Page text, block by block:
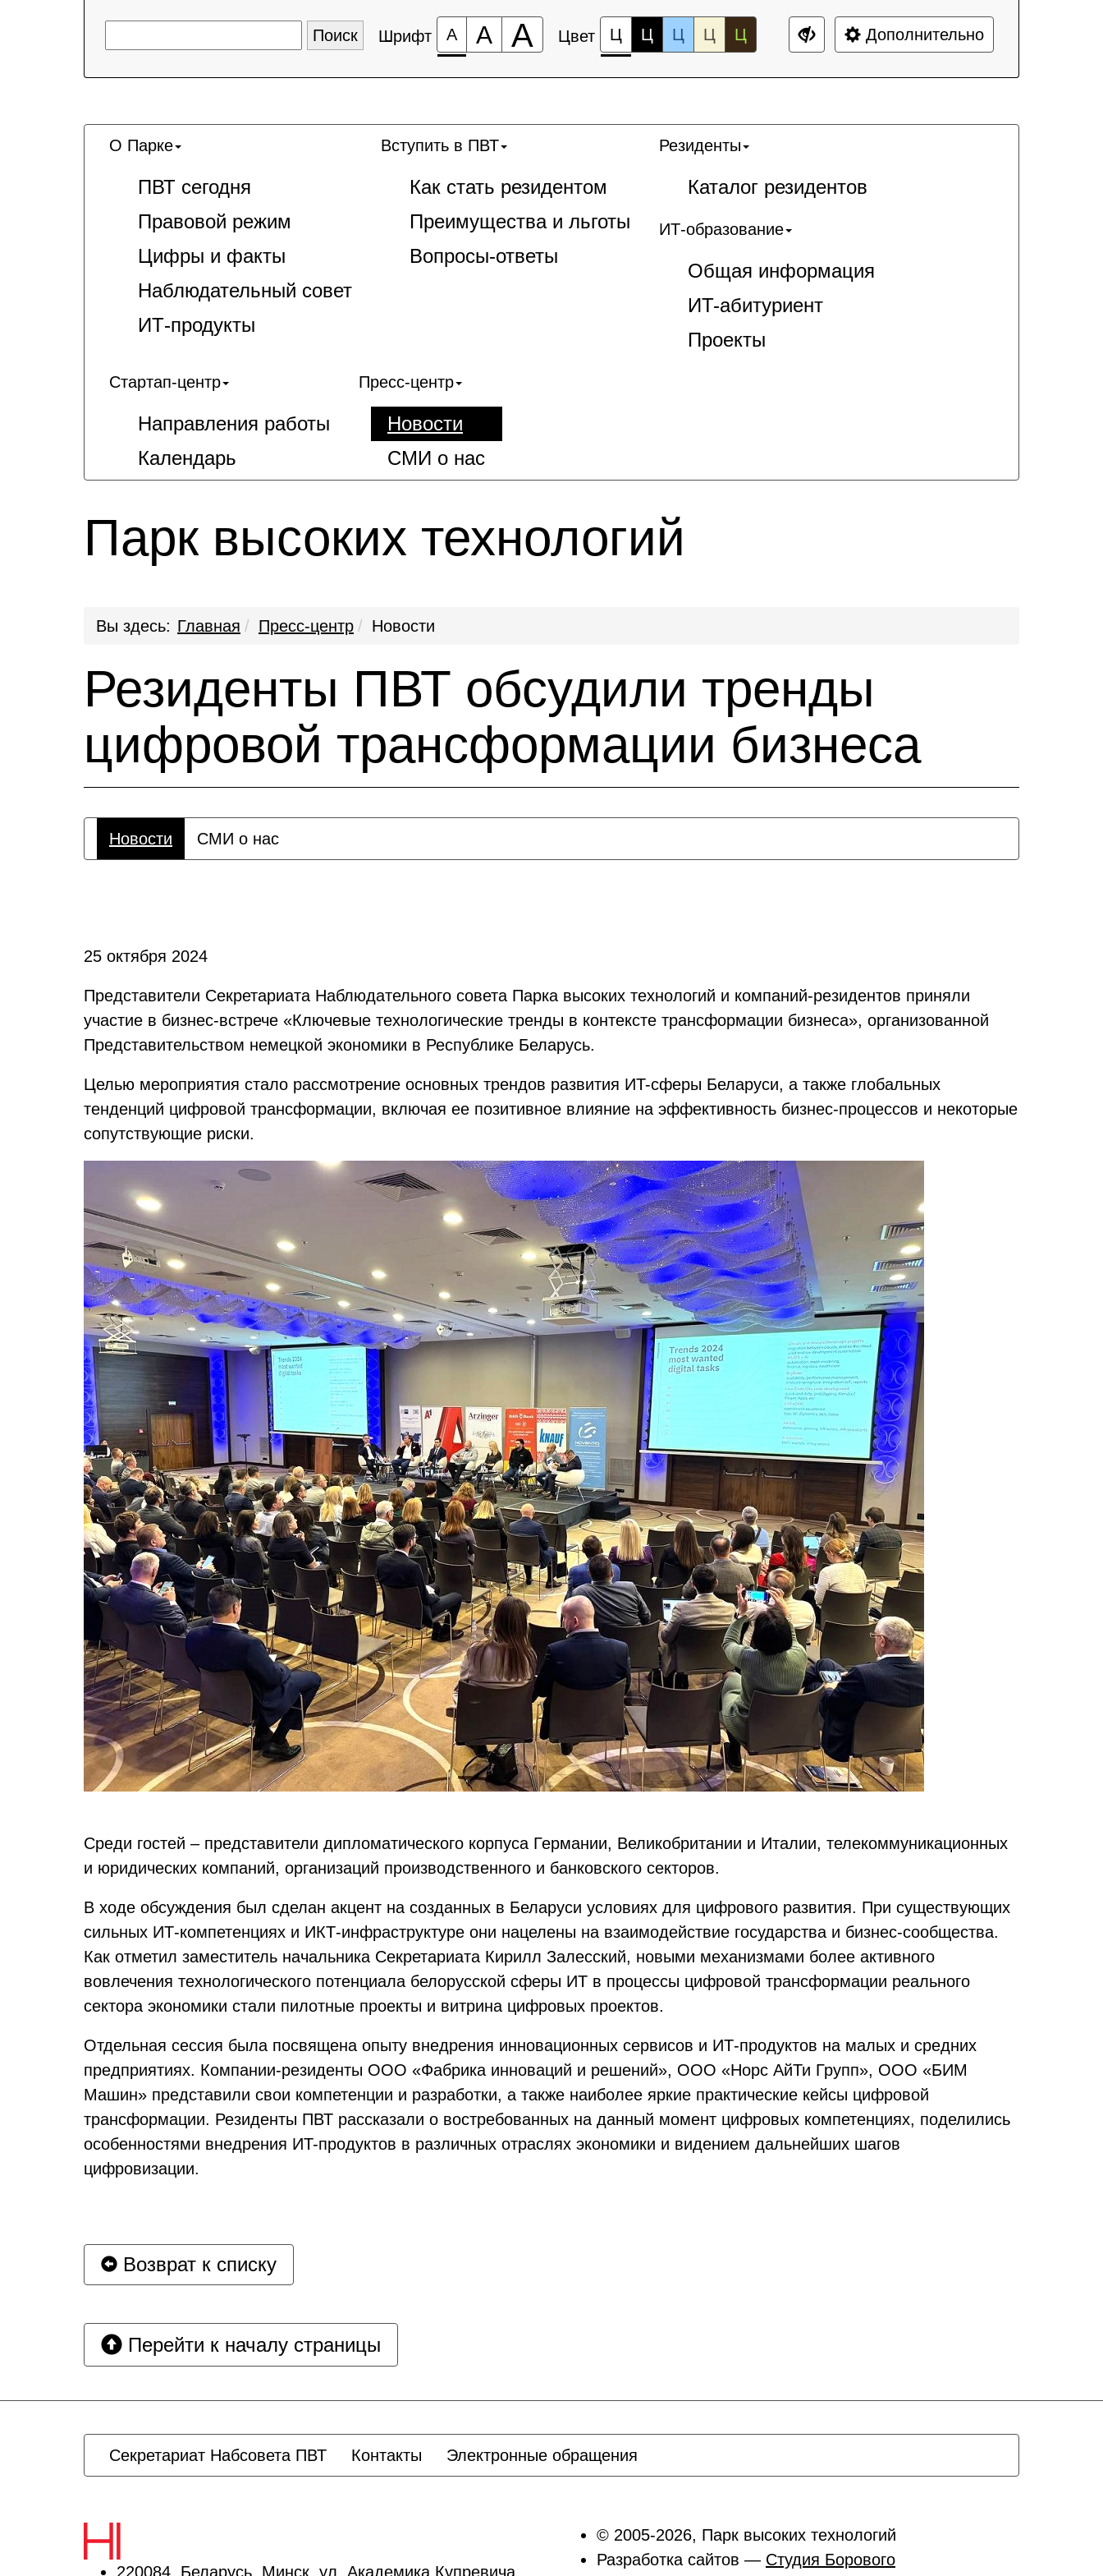
Шрифт А А А Цвет Ц Ц Ц Ц Ц Дополнительно
О Парке
ПВТ сегодня
Правовой режим
Цифры и факты
Наблюдательный совет
ИТ-продукты
Вступить в ПВТ
Как стать резидентом
Преимущества и льготы
Вопросы-ответы
Резиденты
Каталог резидентов
ИТ-образование
Общая информация
ИT-абитуриент
Проекты
Стартап-центр
Направления работы
Календарь
Пресс-центр
Новости
СМИ о нас
Парк высоких технологий
Вы здесь: Главная Пресс-центр Новости
Резиденты ПВТ обсудили тренды
цифровой трансформации бизнеса
Новости СМИ о нас
25 октября 2024
Представители Секретариата Наблюдательного совета Парка высоких технологий и компаний-резидентов приняли
участие в бизнес-встрече «Ключевые технологические тренды в контексте трансформации бизнеса», организованной
Представительством немецкой экономики в Республике Беларусь.
Целью мероприятия стало рассмотрение основных трендов развития ИT-сферы Беларуси, а также глобальных
тенденций цифровой трансформации, включая ее позитивное влияние на эффективность бизнес-процессов и некоторые
сопутствующие риски.
Среди гостей – представители дипломатического корпуса Германии, Великобритании и Италии, телекоммуникационных
и юридических компаний, организаций производственного и банковского секторов.
В ходе обсуждения был сделан акцент на созданных в Беларуси условиях для цифрового развития. При существующих
сильных ИТ-компетенциях и ИКТ-инфраструктуре они нацелены на взаимодействие государства и бизнес-сообщества.
Как отметил заместитель начальника Секретариата Кирилл Залесский, новыми механизмами более активного
вовлечения технологического потенциала белорусской сферы ИT в процессы цифровой трансформации реального
сектора экономики стали пилотные проекты и витрина цифровых проектов.
Отдельная сессия была посвящена опыту внедрения инновационных сервисов и ИТ-продуктов на малых и средних
предприятиях. Компании-резиденты ООО «Фабрика инноваций и решений», ООО «Норс АйТи Групп», ООО «БИМ
Машин» представили свои компетенции и разработки, а также наиболее яркие практические кейсы цифровой
трансформации. Резиденты ПВТ рассказали о востребованных на данный момент цифровых компетенциях, поделились
особенностями внедрения ИT-продуктов в различных отраслях экономики и видением дальнейших шагов
цифровизации.
Возврат к списку
Перейти к началу страницы
Секретариат Набсовета ПВТ Контакты Электронные обращения
220084, Беларусь, Минск, ул. Академика Купревича,
© 2005-2026, Парк высоких технологий
Разработка сайтов — Студия Борового